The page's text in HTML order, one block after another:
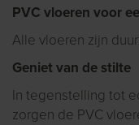
PVC vloeren voor
Alle vloeren zijn
Geniet van de stilte
In tegenstelling tot
zorgen de PVC